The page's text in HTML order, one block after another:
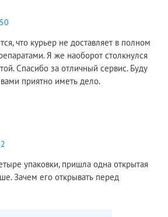
что курьер не доставляет в полном
Я же наоборот столкнулcя
Спасибо за отличный сервис. Буду
приятно иметь дело.
упаковки, пришла одна открытая
Зачем его открывать перед